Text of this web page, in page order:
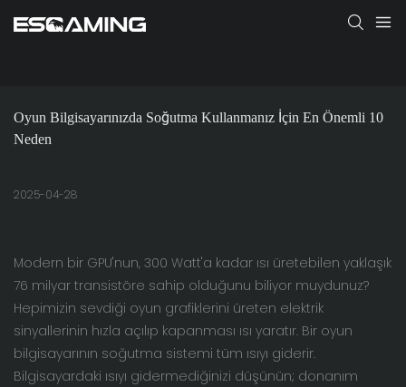
Oyun Bilgisayarınızda Soğutma Kullanmanız İçin En Önemli 10
Neden
2025-04-28
Modern bir GPU'nun, 300 Watt'a kadar ısı üretebilen yaklaşık
76 milyar transistöre sahip olduğunu biliyor muydunuz?
Hepimizin sevdiği oyun grafiklerini üreten elektrik
sinyallerinin hızla açılıp kapanması ısı yaratır. Bir oyun
bilgisayarının soğutma sistemi tüm ısıyı giderir.
Bilgisayardaki ısıyı gidermediğinizi düşünün; donanım